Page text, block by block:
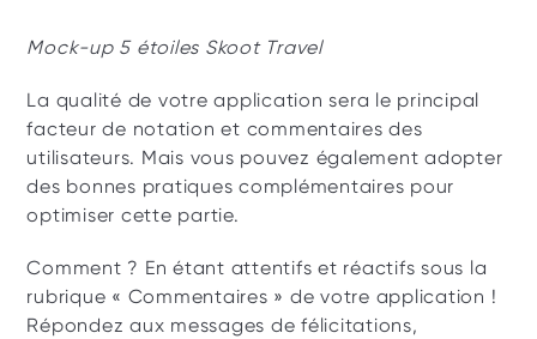
Mock-up 5 étoiles Skoot Travel
La qualité de votre application sera le principal
facteur de notation et commentaires des
utilisateurs. Mais vous pouvez également adopter
des bonnes pratiques complémentaires pour
optimiser cette partie.
Comment ? En étant attentifs et réactifs sous la
rubrique « Commentaires » de votre application !
Répondez aux messages de félicitations,